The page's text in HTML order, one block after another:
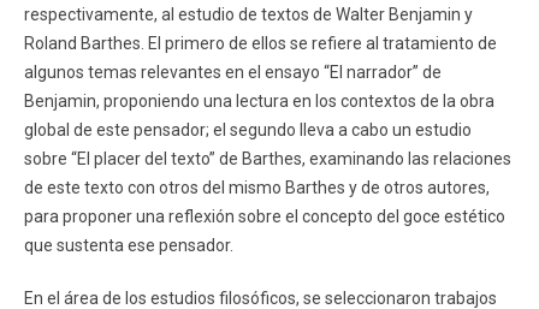
respectivamente, al estudio de textos de Walter Benjamin y
Roland Barthes. El primero de ellos se refiere al tratamiento de
algunos temas relevantes en el ensayo “El narrador” de
Benjamin, proponiendo una lectura en los contextos de la obra
global de este pensador; el segundo lleva a cabo un estudio
sobre “El placer del texto” de Barthes, examinando las relaciones
de este texto con otros del mismo Barthes y de otros autores,
para proponer una reflexión sobre el concepto del goce estético
que sustenta ese pensador.
En el área de los estudios filosóficos, se seleccionaron trabajos